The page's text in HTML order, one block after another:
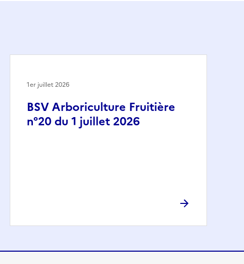
BSV Arboriculture Fruitière
n°20 du 1 juillet 2026
1er juillet 2026